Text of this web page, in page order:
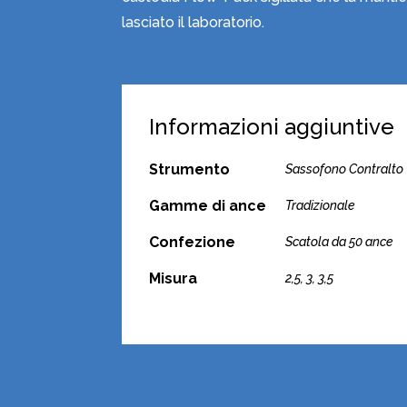
lasciato il laboratorio.
Informazioni aggiuntive
Strumento Sassofono Contralto
Gamme di ance Tradizionale
Confezione Scatola da 50 ance
Misura 2,5, 3, 3,5